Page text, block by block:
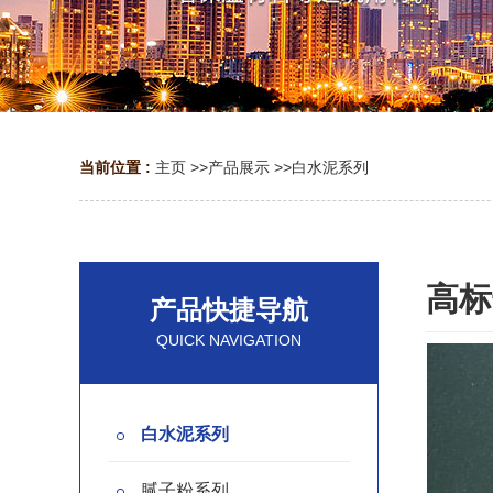
当前位置 : 主页 >>产品展示 >>白水泥系列
产品快捷导航
QUICK NAVIGATION
白水泥系列
高